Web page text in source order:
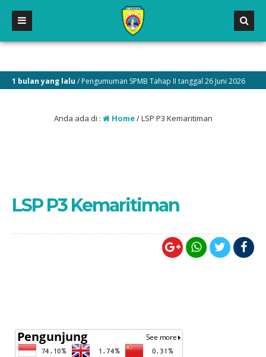
1 bulan yang lalu/ Pengumuman SPMB Tahap II tanggal 26 Juni 2026
Anda ada di : Home/LSP P3 Kemaritiman
LSP P3 Kemaritiman